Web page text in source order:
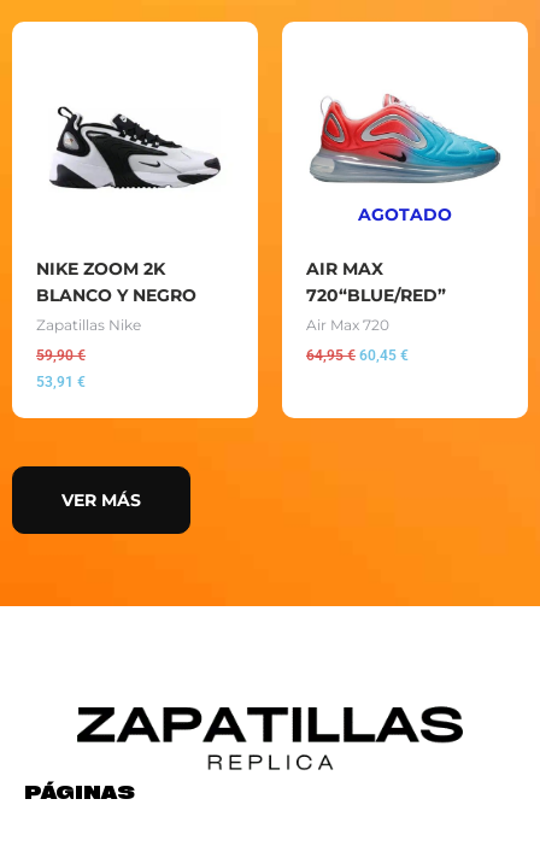
NIKE ZOOM 2K
BLANCO Y NEGRO
Zapatillas Nike
59,90€
53,91 €
AGOTADO
AIR MAX
720“BLUE/RED”
Air Max 720
64,95€
64,95 €.
60,45 €
60,45 €.
VER MÁS
PÁGINAS